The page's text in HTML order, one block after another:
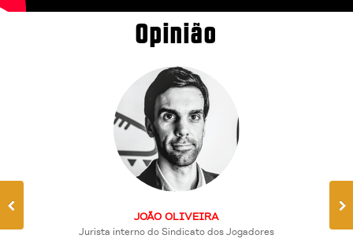
Opinião
NOGUEIRA DA ROCHA
Advogado